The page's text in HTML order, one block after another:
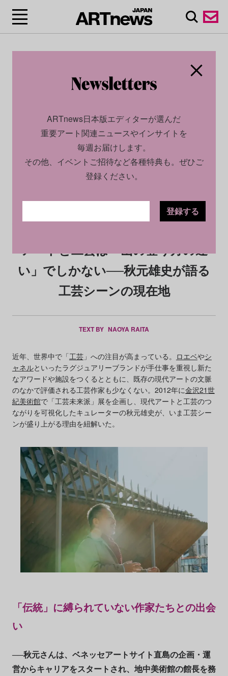
2024.04.26
アートと工芸は「山の登り方の違
い」でしかない──秋元雄史が語る
工芸シーンの現在地
TEXT BY NAOYA RAITA
近年、世界中で「工芸」への注目が高まっている。 ロエベやシ
ャネルといったラグジュアリーブランドが手仕事を重視し新た
なアワードや施設をつくるとともに、既存の現代アートの文脈
のなかで評価される工芸作家も少なくない。2012年に金沢21世
紀美術館で「工芸未来派」展を企画し、現代アートと工芸のつ
ながりを可視化したキュレーターの秋元雄史が、いま工芸シー
ンが盛り上がる理由を紐解いた。
「伝統」に縛られていない作家たちとの出会
い
──秋元さんは、ベネッセアートサイト直島の企画・運
営からキャリアをスタートされ、地中美術館の館長を務
ARTnews日本版エディターが選んだ
重要アート関連ニュースやインサイトを
毎週お届けします。
その他、イベントご招待など各種特典も。ぜひご
登録ください。
登録する